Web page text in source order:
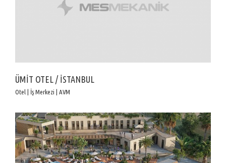
ÜMİT OTEL / İSTANBUL
Otel | İş Merkezi | AVM